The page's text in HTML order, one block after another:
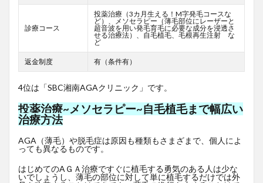
診療コース
投薬治療（3カ月生える！M字発毛コースな
ど）、メソセラピー（薄毛部位にレーザーと
超音波を用い発毛育毛に必要な成分を浸透さ
せる治療法）、自毛植毛、毛根再生注射 な
ど
返金制度 有（条件有）
4位は「SBC湘南AGAクリニック」です。
投薬治療~メソセラピー~自毛植毛まで幅広い
治療方法
AGA（薄毛）や脱毛症は原因も種類もさまざまで、個人によ
っても異なるものです。
はじめてのAＧＡ治療ですぐに植毛する勇気のある人は少な
いでしょうし、薄毛の部位に対して単に植毛するだけでは外